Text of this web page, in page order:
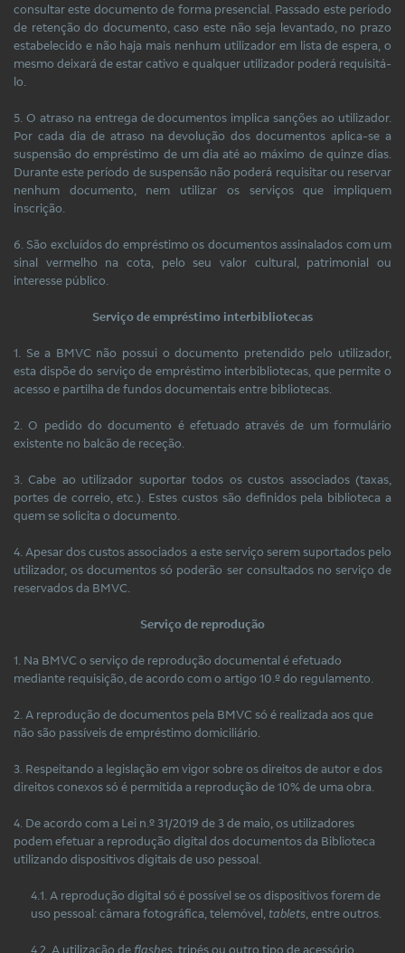
consultar este documento de forma presencial. Passado este período
de retenção do documento, caso este não seja levantado, no prazo
estabelecido e não haja mais nenhum utilizador em lista de espera, o
mesmo deixará de estar cativo e qualquer utilizador poderá requisitá-
lo.
5. O atraso na entrega de documentos implica sanções ao utilizador.
Por cada dia de atraso na devolução dos documentos aplica-se a
suspensão do empréstimo de um dia até ao máximo de quinze dias.
Durante este período de suspensão não poderá requisitar ou reservar
nenhum documento, nem utilizar os serviços que impliquem
inscrição.
6. São excluídos do empréstimo os documentos assinalados com um
sinal vermelho na cota, pelo seu valor cultural, patrimonial ou
interesse público.
Serviço de empréstimo interbibliotecas
1. Se a BMVC não possui o documento pretendido pelo utilizador,
esta dispõe do serviço de empréstimo interbibliotecas, que permite o
acesso e partilha de fundos documentais entre bibliotecas.
2. O pedido do documento é efetuado através de um formulário
existente no balcão de receção.
3. Cabe ao utilizador suportar todos os custos associados (taxas,
portes de correio, etc.). Estes custos são definidos pela biblioteca a
quem se solicita o documento.
4. Apesar dos custos associados a este serviço serem suportados pelo
utilizador, os documentos só poderão ser consultados no serviço de
reservados da BMVC.
Serviço de reprodução
1. Na BMVC o serviço de reprodução documental é efetuado
mediante requisição, de acordo com o artigo 10.º do regulamento.
2. A reprodução de documentos pela BMVC só é realizada aos que
não são passíveis de empréstimo domiciliário.
3. Respeitando a legislação em vigor sobre os direitos de autor e dos
direitos conexos só é permitida a reprodução de 10% de uma obra.
4. De acordo com a Lei n.º 31/2019 de 3 de maio, os utilizadores
podem efetuar a reprodução digital dos documentos da Biblioteca
utilizando dispositivos digitais de uso pessoal.
4.1. A reprodução digital só é possível se os dispositivos forem de
uso pessoal: câmara fotográfica, telemóvel, tablets, entre outros.
4.2. A utilização deflashes, tripés ou outro tipo de acessório